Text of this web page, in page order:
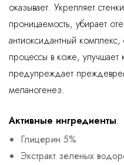
оказывает. Укрепляет
проницаемость, убирает
антиоксидантный
процессы в коже, улучшает
предупреждает
меланогенез.
Активные ингредиенты:
Глицерин 5%
Экстракт зеленых